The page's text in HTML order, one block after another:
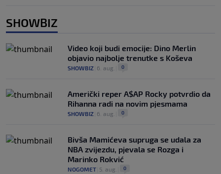
SHOWBIZ
Video koji budi emocije: Dino Merlin
objavio najbolje trenutke s Koševa
SHOWBIZ 6. aug. 0
Američki reper A$AP Rocky potvrdio da
Rihanna radi na novim pjesmama
SHOWBIZ 6. aug. 0
Bivša Mamićeva supruga se udala za
NBA zvijezdu, pjevala se Rozga i
Marinko Rokvić
NOGOMET 5. aug. 0